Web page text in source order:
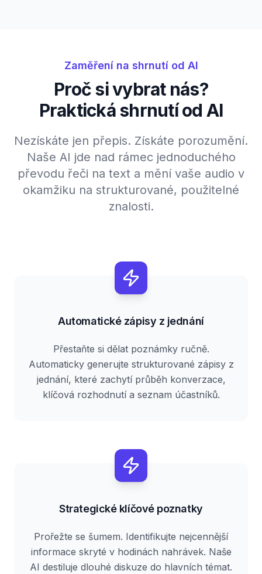
Zaměření na shrnutí od AI
Proč si vybrat nás?
Praktická shrnutí od AI
Nezískáte jen přepis. Získáte porozumění.
Naše AI jde nad rámec jednoduchého
převodu řeči na text a mění vaše audio v
okamžiku na strukturované, použitelné
znalosti.
Automatické zápisy z jednání
Přestaňte si dělat poznámky ručně.
Automaticky generujte strukturované zápisy z
jednání, které zachytí průběh konverzace,
klíčová rozhodnutí a seznam účastníků.
Strategické klíčové poznatky
Prořežte se šumem. Identifikujte nejcennější
informace skryté v hodinách nahrávek. Naše
AI destiluje dlouhé diskuze do hlavních témat.